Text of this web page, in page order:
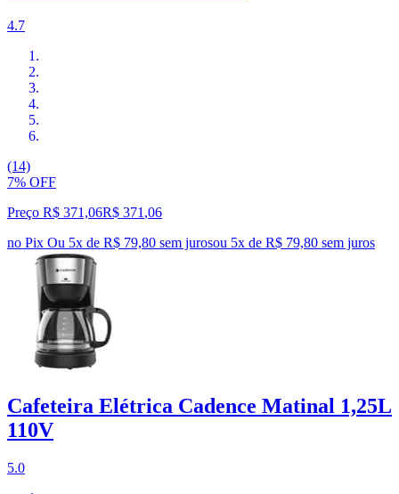
4.7
(14)
7% OFF
Preço R$ 371,06R$ 371 ,06
no Pix Ou 5x de R$ 79,80 sem jurosou 5x de R$ 79,80 sem juros
Cafeteira Elétrica Cadence Matinal 1,25L
110V
5.0